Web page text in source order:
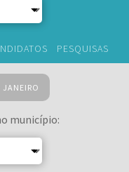
PESQUISAS
JANEIRO
município: